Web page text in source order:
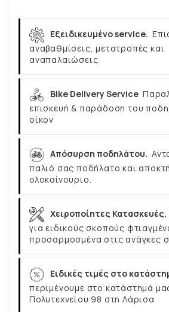
Εξειδικευμένο service.
αναβαθμίσεις, μετατροπές και
αναπαλαιώσεις.
Bike Delivery Service
επισκευή & παράδοση του
οίκον
Απόσυρση ποδηλάτου.
παλιό σας ποδήλατο και
ολοκαίνουριο.
Χειροποίητες Κατασκευές.
για ειδικούς σκοπούς
προσαρμοσμένα στις ανάγκες
Ειδικές τιμές στο
περιμένουμε στο κατάστημά
Πολυτεχνείου 98 στη Λάρισα